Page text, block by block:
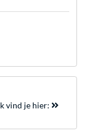
vind je hier: